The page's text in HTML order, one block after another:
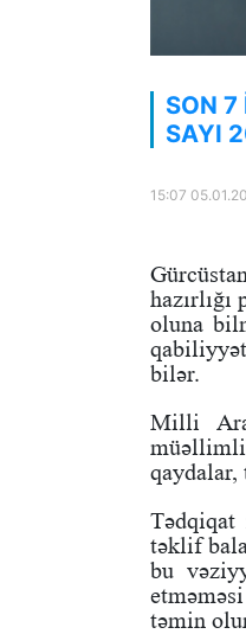
SON
SAYI
15:07
oluna
bilər.
Milli
qaydalar,
təklif
bu
təmin